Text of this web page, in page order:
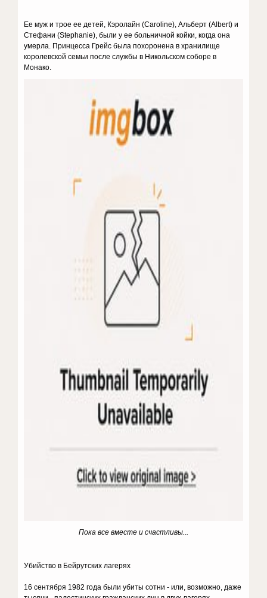
Ее муж и трое ее детей, Кэролайн (Caroline), Альберт (Albert) и
Стефани (Stephanie), были у ее больничной койки, когда она
умерла. Принцесса Грейс была похоронена в хранилище
королевской семьи после службы в Никольском соборе в
Монако.
Пока все вместе и счастливы...
Убийство в Бейрутских лагерях
16 сентября 1982 года были убиты сотни - или, возможно, даже